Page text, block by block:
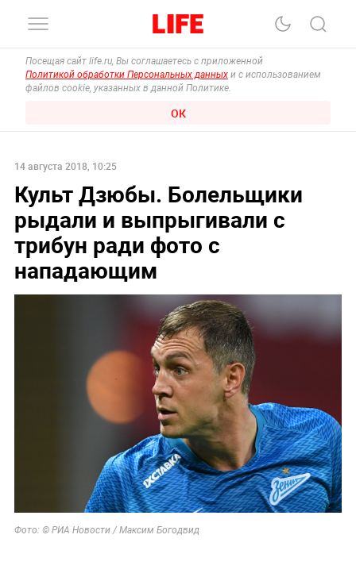
Посещая сайт life.ru, Вы соглашаетесь с приложенной
Политикой обработки Персональных данных и с использованием
файлов cookie, указанных в данной Политике.
ОК
14 августа 2018, 10:25
Культ Дзюбы. Болельщики
рыдали и выпрыгивали с
трибун ради фото с
нападающим
Фото: © РИА Новости / Максим Богодвид